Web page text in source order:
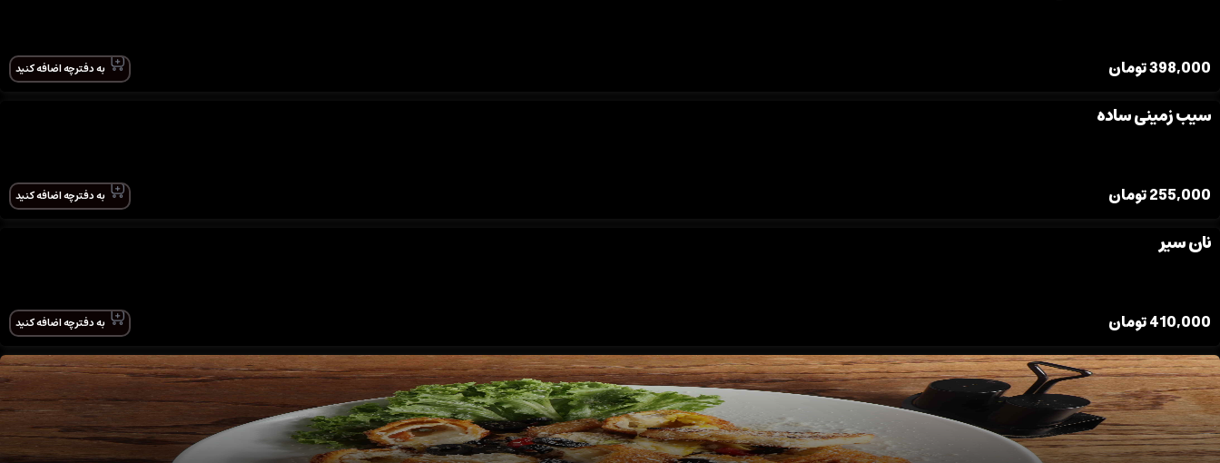
398,000تومان به دفترچه اضافه کنید
سیب زمینی ساده
255,000تومان به دفترچه اضافه کنید
نان سیر
410,000تومان به دفترچه اضافه کنید